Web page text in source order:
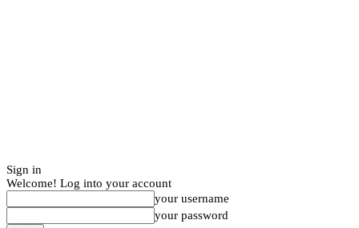
Sign in
Welcome! Log into your account
your username
your password